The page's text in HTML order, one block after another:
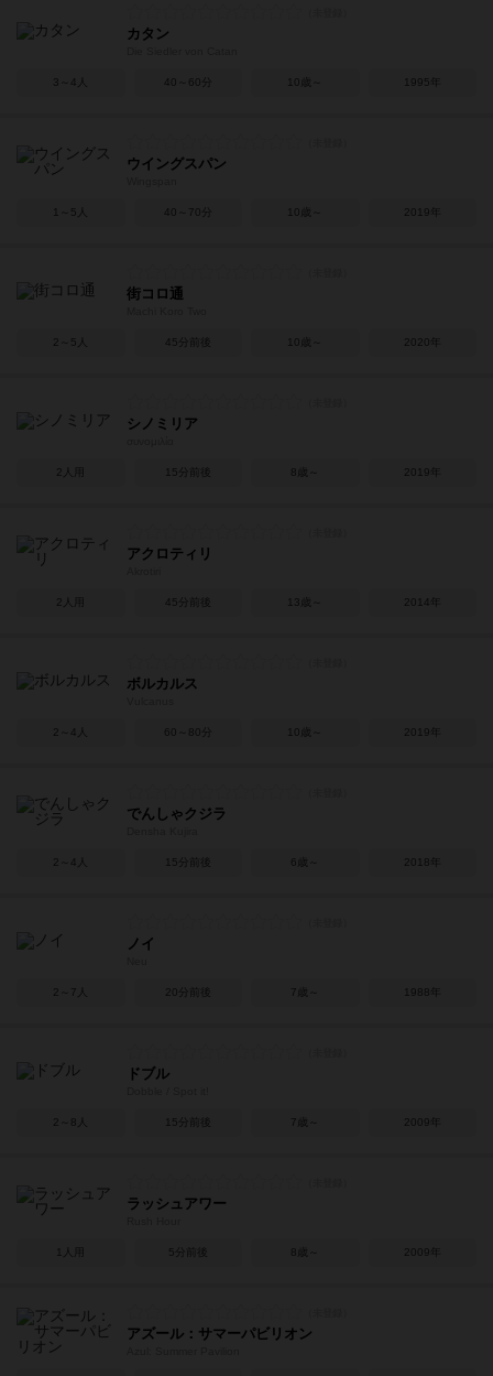
カタン
3～4人 40～60分 10歳～ 1995年
ウイングスパン
1～5人 40～70分 10歳～ 2019年
街コロ通
2～5人 45分前後 10歳～ 2020年
シノミリア
2人用 15分前後 8歳～ 2019年
アクロティリ
2人用 45分前後 13歳～ 2014年
ボルカルス
2～4人 60～80分 10歳～ 2019年
でんしゃクジラ
2～4人 15分前後 6歳～ 2018年
ノイ
2～7人 20分前後 7歳～ 1988年
ドブル
2～8人 15分前後 7歳～ 2009年
ラッシュアワー
1人用 5分前後 8歳～ 2009年
アズール：サマーパビリオン